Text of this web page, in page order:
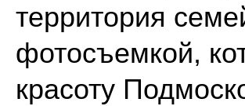
территория
фотосъемкой,
красоту